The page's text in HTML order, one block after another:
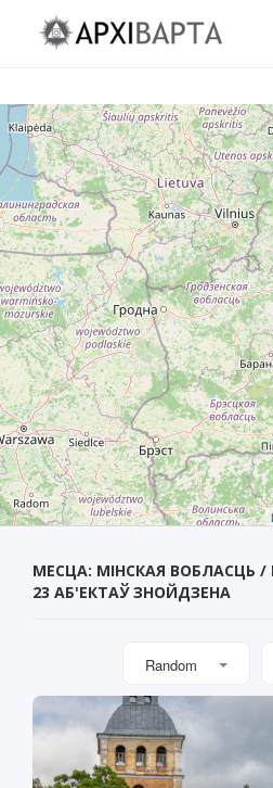
МЕСЦА: МІНСКАЯ ВОБЛАСЦЬ /
23 АБ'ЕКТАЎ ЗНОЙДЗЕНА
Random